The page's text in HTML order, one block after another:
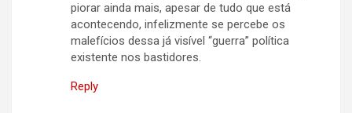
piorar ainda mais, apesar de tudo que está
acontecendo, infelizmente se percebe os
malefícios dessa já visível “guerra” política
existente nos bastidores.
Reply